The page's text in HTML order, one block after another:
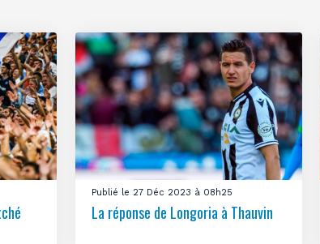
Publié le 27 Déc 2023 à 08h25
La réponse de Longoria à Thauvin